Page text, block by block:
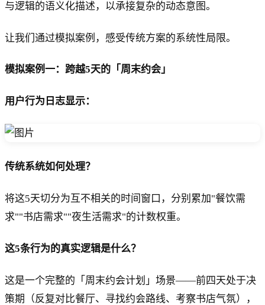
与逻辑的语义化描述，以承接复杂的动态意图。
让我们通过模拟案例，感受传统方案的系统性局限。
模拟案例一：跨越5天的「周末约会」
用户行为日志显示：
传统系统如何处理？
将这5天切分为互不相关的时间窗口，分别累加"餐饮需
求""书店需求""夜生活需求"的计数权重。
这5条行为的真实逻辑是什么？
这是一个完整的「周末约会计划」场景——前四天处于决
策期（反复对比餐厅、寻找约会路线、考察书店气氛），